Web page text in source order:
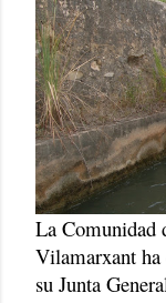
La Comunidad
Vilamarxant ha
su Junta